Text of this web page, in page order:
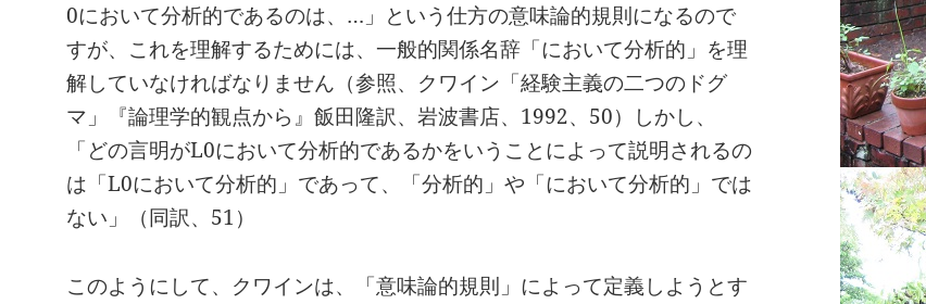
0において分析的であるのは、…」という仕方の意味論的規則になるので
すが、これを理解するためには、一般的関係名辞「において分析的」を理
解していなければなりません（参照、クワイン「経験主義の二つのドグ
マ」『論理学的観点から』飯田隆訳、岩波書店、1992、50）しかし、
「どの言明がL0において分析的であるかをいうことによって説明されるの
は「L0において分析的」であって、「分析的」や「において分析的」では
ない」（同訳、51）
このようにして、クワインは、「意味論的規則」によって定義しようとす